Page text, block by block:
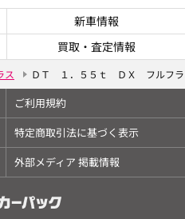
新車情報
買取・査定情報
ス ＤＴ １．５５ｔ ＤＸ フルフラ
ご利用規約
特定商取引法に基づく表示
外部メディア 掲載情報